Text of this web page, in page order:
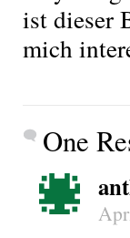
ist dieser
mich
One